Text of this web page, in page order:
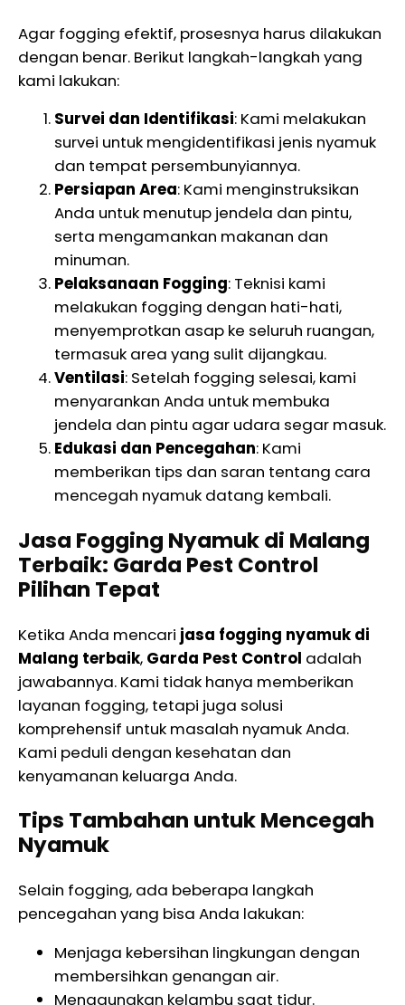
Agar fogging efektif, prosesnya harus dilakukan
dengan benar. Berikut langkah-langkah yang
kami lakukan:
Survei dan Identifikasi: Kami melakukan
survei untuk mengidentifikasi jenis nyamuk
dan tempat persembunyiannya.
Persiapan Area: Kami menginstruksikan
Anda untuk menutup jendela dan pintu,
serta mengamankan makanan dan
minuman.
Pelaksanaan Fogging: Teknisi kami
melakukan fogging dengan hati-hati,
menyemprotkan asap ke seluruh ruangan,
termasuk area yang sulit dijangkau.
Ventilasi: Setelah fogging selesai, kami
menyarankan Anda untuk membuka
jendela dan pintu agar udara segar masuk.
Edukasi dan Pencegahan: Kami
memberikan tips dan saran tentang cara
mencegah nyamuk datang kembali.
Jasa Fogging Nyamuk di Malang
Terbaik: Garda Pest Control
Pilihan Tepat
Ketika Anda mencari jasa fogging nyamuk di
Malang terbaik, Garda Pest Control adalah
jawabannya. Kami tidak hanya memberikan
layanan fogging, tetapi juga solusi
komprehensif untuk masalah nyamuk Anda.
Kami peduli dengan kesehatan dan
kenyamanan keluarga Anda.
Tips Tambahan untuk Mencegah
Nyamuk
Selain fogging, ada beberapa langkah
pencegahan yang bisa Anda lakukan:
Menjaga kebersihan lingkungan dengan
membersihkan genangan air.
Menggunakan kelambu saat tidur.